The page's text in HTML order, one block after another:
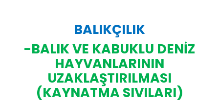
BALIKÇILIK
-BALIK VE KABUKLU DENİZ
HAYVANLARININ
UZAKLAŞTIRILMASI
(KAYNATMA SIVILARI)